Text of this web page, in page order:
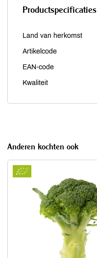
Productspecificaties
Land van herkomst
Artikelcode
EAN-code
Kwaliteit
Anderen kochten ook